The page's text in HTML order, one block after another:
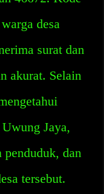
desa
surat dan
akurat. Selain
Jaya,
dan
tersebut.